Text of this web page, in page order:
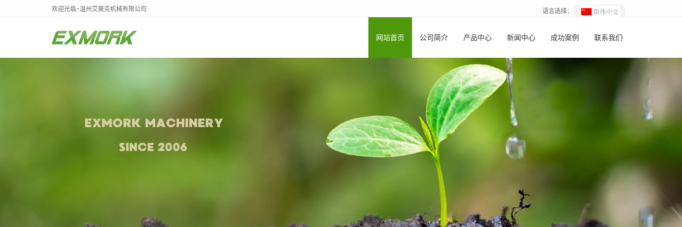
欢迎光临~温州艾莫克机械有限公司 语言选择：
网站首页 公司简介 产品中心 新闻中心 成功案例 联系我们